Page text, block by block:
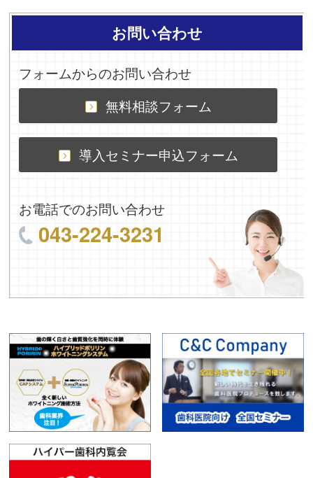
お問い合わせ
フォームからのお問い合わせ
無料相談フォーム
導入セミナー申込フォーム
お電話でのお問い合わせ
043-224-3231